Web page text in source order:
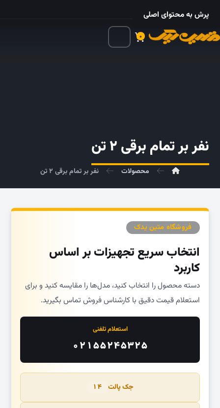
۰۲۱ – ۵۵۲۴ ۵۳۲۵
۰
پرش به محتوای اصلی
نفر بر تمام برقی ۲ تن
محصولات نفر بر تمام برقی ۲ تن
فروشگاه متین یدک
انتخاب سریع تجهیزات بر اساس
کاربرد
دسته محصول را انتخاب کنید، مدل‌ها را مقایسه کنید و برای
استعلام قیمت دقیق با کارشناس فروش تماس بگیرید.
استعلام تلفنی
۰۲۱۵۵۲۴۵۳۲۵
جک پالت ۱۴